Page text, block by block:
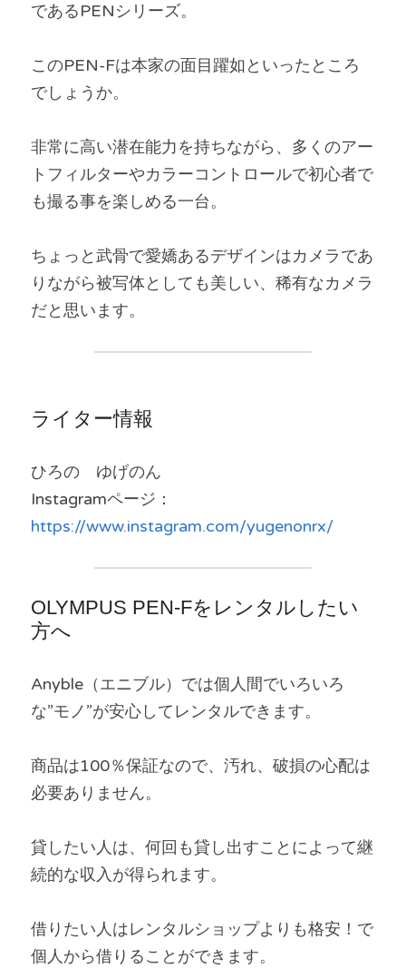
であるPENシリーズ。
このPEN-Fは本家の面目躍如といったところ
でしょうか。
非常に高い潜在能力を持ちながら、多くのアー
トフィルターやカラーコントロールで初心者で
も撮る事を楽しめる一台。
ちょっと武骨で愛嬌あるデザインはカメラであ
りながら被写体としても美しい、稀有なカメラ
だと思います。
ライター情報
ひろの　ゆげのん
Instagramページ：
https://www.instagram.com/yugenonrx/
OLYMPUS PEN-Fをレンタルしたい
方へ
Anyble（エニブル）では個人間でいろいろ
な”モノ”が安心してレンタルできます。
商品は100％保証なので、汚れ、破損の心配は
必要ありません。
貸したい人は、何回も貸し出すことによって継
続的な収入が得られます。
借りたい人はレンタルショップよりも格安！で
個人から借りることができます。